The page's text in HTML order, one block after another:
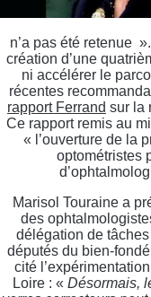
n’a pas été retenue
création d’une
ni accélérer le
récentes
rapport Ferrand sur la
Ce rapport remis au
« l’ouverture de la
optométristes
Marisol Touraine a
des
délégation de
députés du bien-
cité
Loire : « Désormais,